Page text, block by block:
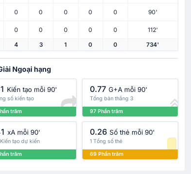
0 0 0 0 0 90'
0 0 0 0 0 112'
4 3 1 0 0 734'
Ngoại hạng
Kiến tạo mỗi 90'
số kiến tạo
trăm
0.77 G+A mỗi 90'
Tổng bàn thắng 3
97 Phần trăm
xA mỗi 90'
tạo dự kiến
trăm
0.26 Số thẻ mỗi 90'
1 Tổng số thẻ
69 Phần trăm